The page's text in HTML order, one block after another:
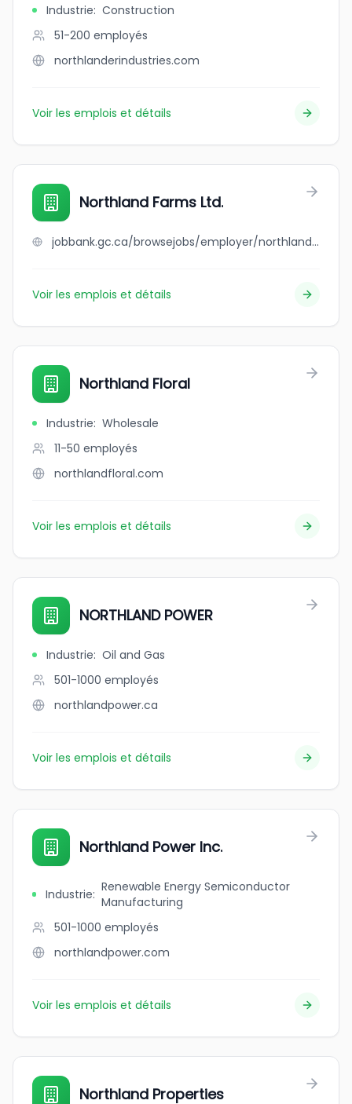
Industrie: Construction
51-200 employés
northlanderindustries.com
Voir les emplois et détails
Northland Farms Ltd.
jobbank.gc.ca/browsejobs/employer/northland+farms+ltd./ca
Voir les emplois et détails
Northland Floral
Industrie: Wholesale
11-50 employés
northlandfloral.com
Voir les emplois et détails
NORTHLAND POWER
Industrie: Oil and Gas
501-1000 employés
northlandpower.ca
Voir les emplois et détails
Northland Power Inc.
Industrie: Renewable Energy Semiconductor
Manufacturing
501-1000 employés
northlandpower.com
Voir les emplois et détails
Northland Properties